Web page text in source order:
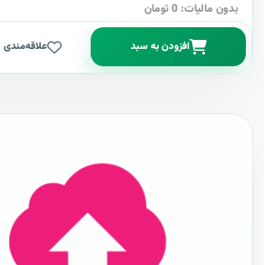
بدون مالیات: 0 تومان
افزودن به سبد علاقه‌مندی